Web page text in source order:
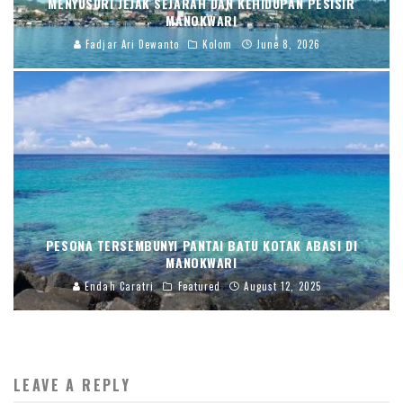
MANOKWARI
Fadjar Ari Dewanto Kolom June 8, 2026
PESONA TERSEMBUNYI PANTAI BATU KOTAK ABASI DI
MANOKWARI
Endah Caratri Featured August 12, 2025
LEAVE A REPLY